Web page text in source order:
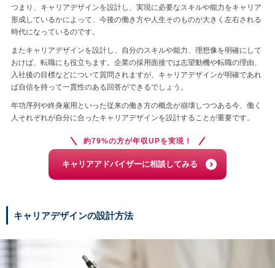
つまり、キャリアデザインを設計し、実現に必要なスキルや能力をキャリア
形成しているかによって、今後の働き方や人生そのものが大きく左右される
時代になっているのです。
またキャリアデザインを設計し、自分のスキルや能力、理想像を明確にして
おけば、転職にも役立ちます。企業の採用面接では志望動機や転職の理由、
入社後の目標などについて質問されますが、キャリアデザインが明確であれ
ば自信を持って一貫性のある回答ができるでしょう。
年功序列や終身雇用といった従来の働き方の概念が崩壊しつつある今、働く
人それぞれが自分に合ったキャリアデザインを設計することが重要です。
約79%の方が年収UPを実現！
キャリアアドバイザーに相談してみる
キャリアデザインの設計方法